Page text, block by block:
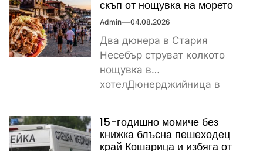
скъп от нощувка на морето
Admin 04.08.2026
Два дюнера в Стария
Несебър струват колкото
нощувка в
хотелДюнерджийница в
скъпотия на храната...
15-годишно момиче без
книжка блъсна пешеходец
край Кошарица и избяга от